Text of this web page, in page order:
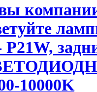
10000K